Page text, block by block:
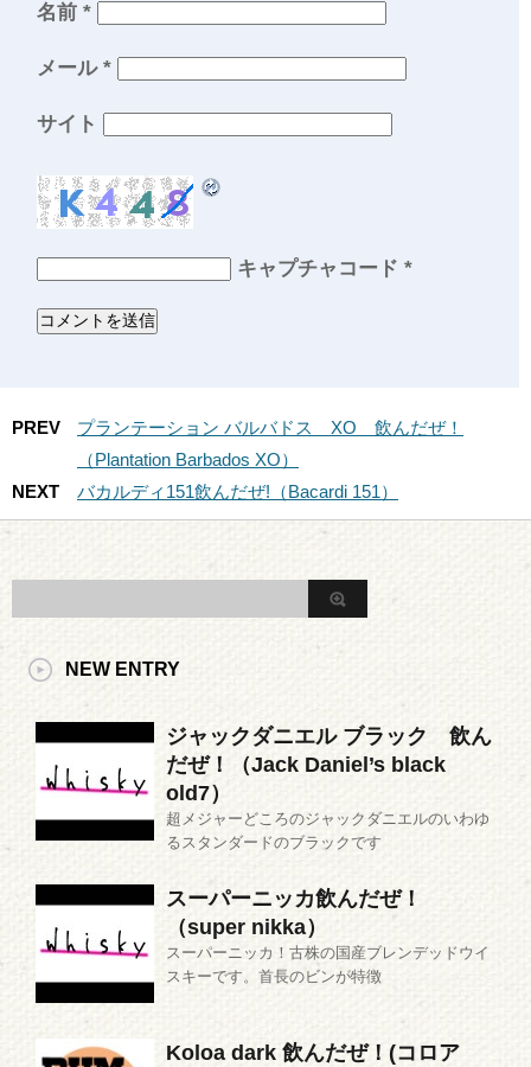
名前 *
メール *
サイト
キャプチャコード *
PREV
プランテーション バルバドス XO 飲んだぜ！
（Plantation Barbados XO）
NEXT
バカルディ151飲んだぜ!（Bacardi 151）
NEW ENTRY
ジャックダニエル ブラック 飲ん
だぜ！（Jack Daniel’s black
old7）
超メジャーどころのジャックダニエルのいわゆ
るスタンダードのブラックです
スーパーニッカ飲んだぜ！
（super nikka）
スーパーニッカ！古株の国産ブレンデッドウイ
スキーです。首長のビンが特徴
Koloa dark 飲んだぜ！(コロア